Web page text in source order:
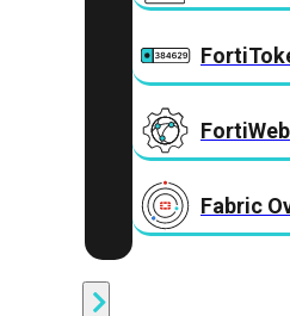
FortiWeb
Fabric